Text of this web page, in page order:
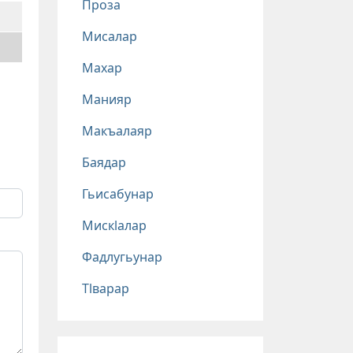
Проза
Мисалар
Махар
Манияр
Макъалаяр
Баядар
Гьисабунар
Мискlалар
Фадлугьунар
Тlварар